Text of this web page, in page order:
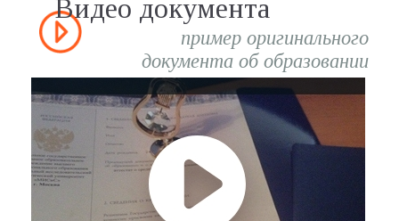
Видео документа
пример оригинального
документа об образовании